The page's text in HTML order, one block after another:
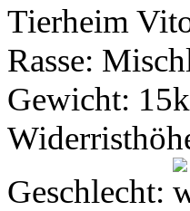
Tierheim
Rasse:
Gewicht:
Geschlecht: